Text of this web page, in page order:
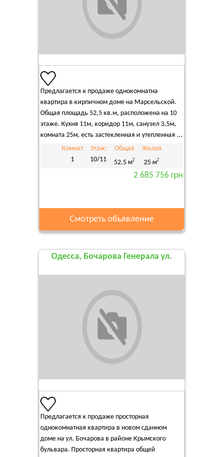
Предлагается к продаже однокомнатна
квартира в кирпичном доме на Марсельской.
Общая площадь 52,5 кв.м, расположена на 10
этаже. Кухня 11м, коридор 11м, санузел 3,5м,
комната 25м, есть застекленная и утепленная ...
Комнат
1
Этаж:
10/11
Общая
52.5 м2
Жилая
25 м2
2 685 756 грн
Смотреть обьявление
Одесса, Бочарова Генерала ул.
Предлагается к продаже просторная
однокомнатная квартира в новом сданном
доме на ул. Бочарова в районе Крымского
бульвара. Просторная квартира общей